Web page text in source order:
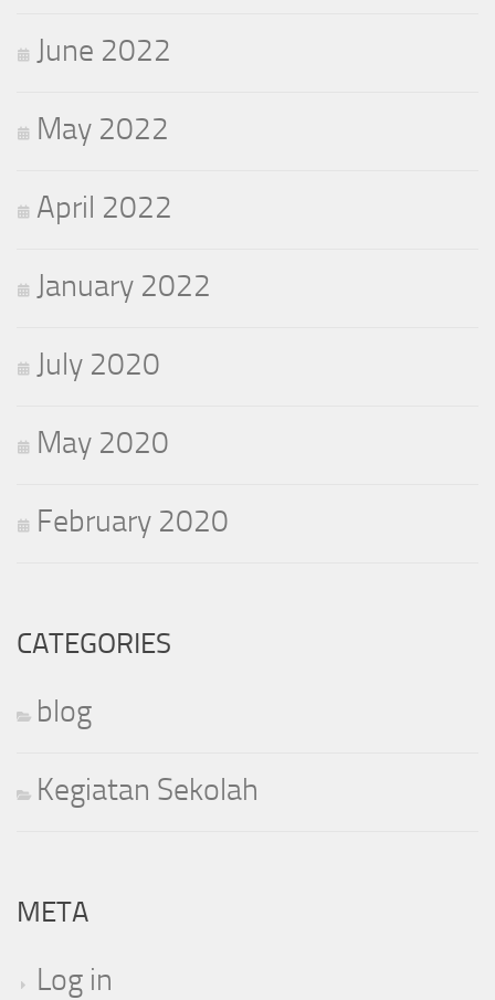
June 2022
May 2022
April 2022
January 2022
July 2020
May 2020
February 2020
CATEGORIES
blog
Kegiatan Sekolah
META
Log in